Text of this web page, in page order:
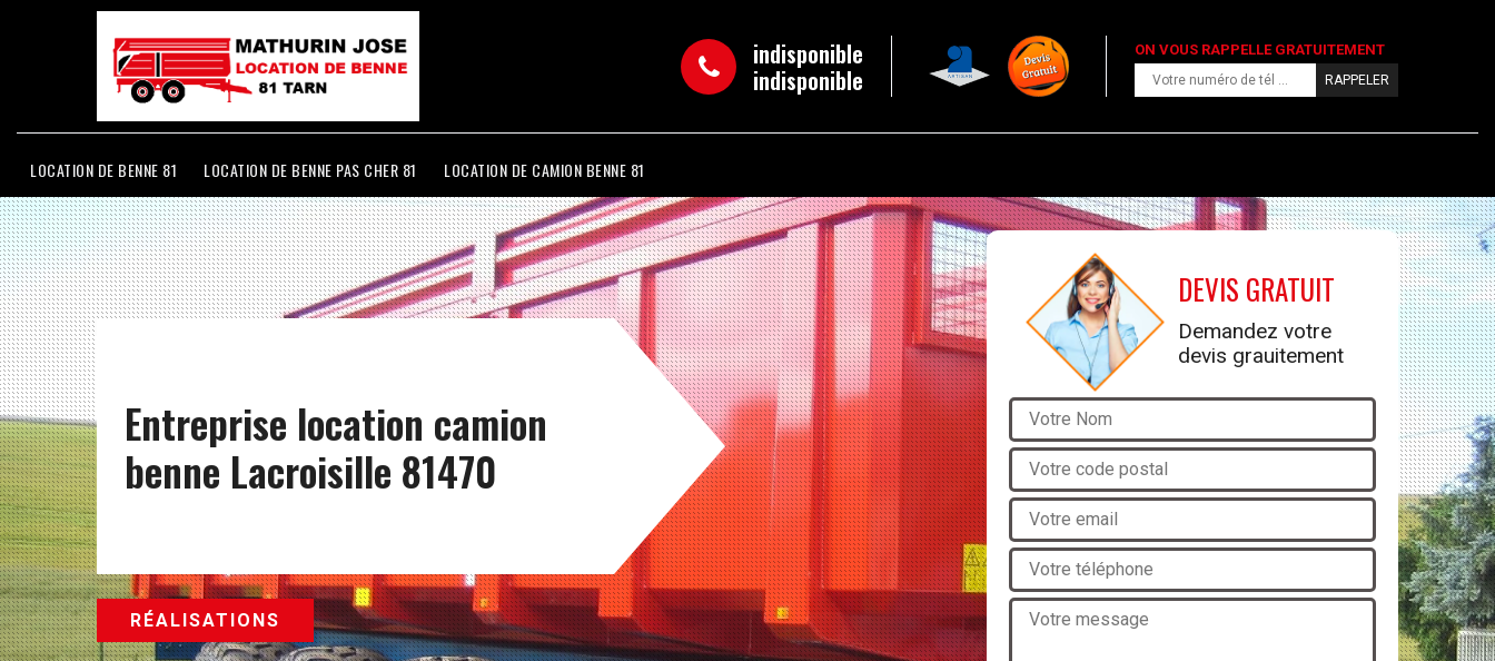
indisponible
indisponible
ON VOUS RAPPELLE GRATUITEMENT
LOCATION DE BENNE 81 LOCATION DE BENNE PAS CHER 81 LOCATION DE CAMION BENNE 81
Entreprise location camion
benne Lacroisille 81470
RÉALISATIONS
DEVIS GRATUIT
Demandez votre
devis grauitement